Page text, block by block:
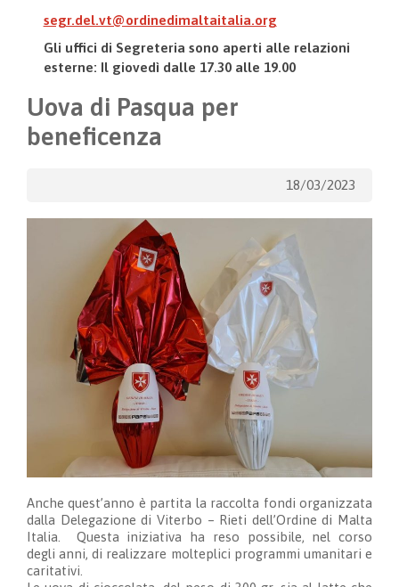
segr.del.vt@ordinedimaltaitalia.org
Gli uffici di Segreteria sono aperti alle relazioni
esterne: Il giovedì dalle 17.30 alle 19.00
Uova di Pasqua per
beneficenza
18/03/2023
Anche quest’anno è partita la raccolta fondi organizzata
dalla Delegazione di Viterbo – Rieti dell’Ordine di Malta
Italia. Questa iniziativa ha reso possibile, nel corso
degli anni, di realizzare molteplici programmi umanitari e
caritativi.